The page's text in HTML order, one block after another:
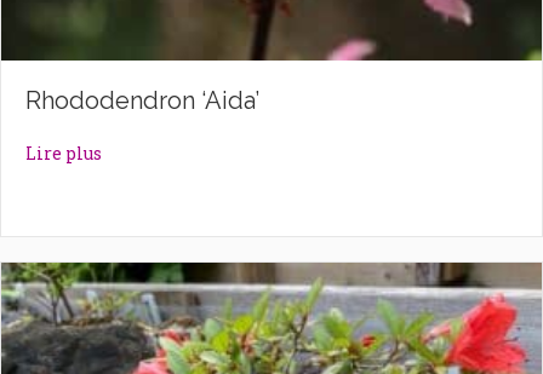
Rhododendron ‘Aida’
Lire plus